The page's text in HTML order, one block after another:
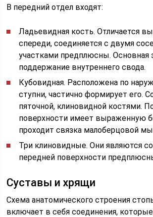
В передний отдел входят:
Ладьевидная кость. Отличается
спереди, соединяется с двумя
участками предплюсны. Основная
поддержание внутреннего свода.
Кубовидная. Расположена по
ступни, частично формирует его.
пяточной, клиновидной костями.
поверхности имеет выраженную
проходит связка малоберцовой
Три клиновидные. Они являются
передней поверхности
Суставы и хрящи
Схема анатомического строения
включает в себя соединения,